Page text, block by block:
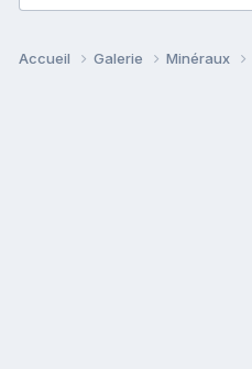
Accueil Galerie Minéraux